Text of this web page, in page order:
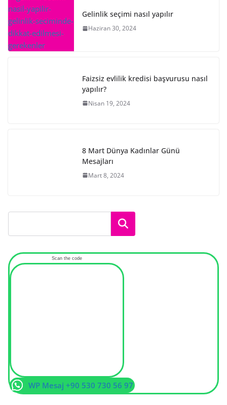
Gelinlik seçimi nasıl yapılır
Haziran 30, 2024
Faizsiz evlilik kredisi başvurusu nasıl
yapılır?
Nisan 19, 2024
8 Mart Dünya Kadınlar Günü
Mesajları
Mart 8, 2024
Ara
Scan the code
WP Mesaj +90 530 730 56 97